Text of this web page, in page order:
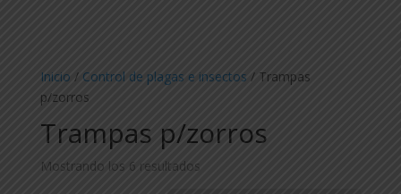
Inicio / Control de plagas e insectos / Trampas
p/zorros
Trampas p/zorros
Mostrando los 6 resultados